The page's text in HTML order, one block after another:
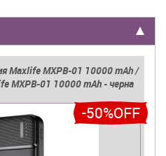
Maxlife MXPB-01 10000 mAh /
MXPB-01 10000 mAh - черна
-50%OFF